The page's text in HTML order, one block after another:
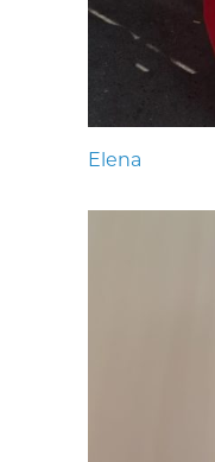
Elena